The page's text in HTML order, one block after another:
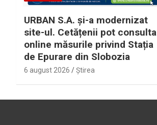
URBAN S.A. și-a modernizat
site-ul. Cetățenii pot consulta
online măsurile privind Stația
de Epurare din Slobozia
6 august 2026 Ştirea